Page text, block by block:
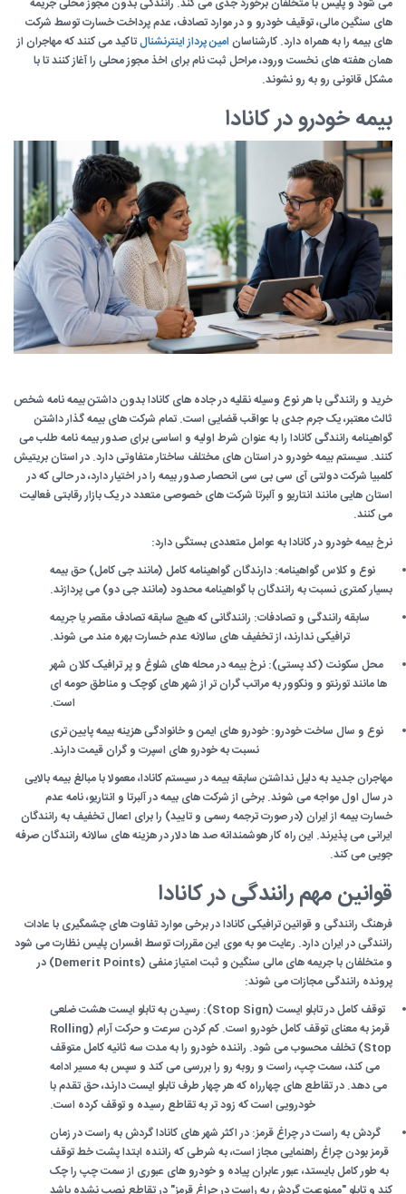
های سنگین مالی، توقیف خودرو و در موارد تصادف، عدم پرداخت خسارت توسط شرکت
های بیمه را به همراه دارد. کارشناسان امین پرداز اینترنشنالتاکید می کنند که مهاجران از
همان هفته های نخست ورود، مراحل ثبت نام برای اخذ مجوز محلی را آغاز کنند تا با
مشکل قانونی رو به رو نشوند.
بیمه خودرو در کانادا
خرید و رانندگی با هر نوع وسیله نقلیه در جاده های کانادا بدون داشتن بیمه نامه شخص
ثالث معتبر، یک جرم جدی با عواقب قضایی است. تمام شرکت های بیمه گذار داشتن
گواهینامه رانندگی کانادا را به عنوان شرط اولیه و اساسی برای صدور بیمه نامه طلب می
کنند. سیستم بیمه خودرو در استان های مختلف ساختار متفاوتی دارد. در استان بریتیش
کلمبیا شرکت دولتی آی سی بی سی انحصار صدور بیمه را در اختیار دارد، در حالی که در
استان هایی مانند انتاریو و آلبرتا شرکت های خصوصی متعدد در یک بازار رقابتی فعالیت
می کنند.
نرخ بیمه خودرو در کانادا به عوامل متعددی بستگی دارد:
نوع و کلاس گواهینامه: دارندگان گواهینامه کامل (مانند جی کامل) حق بیمه
بسیار کمتری نسبت به رانندگان با گواهینامه محدود (مانند جی دو) می پردازند.
سابقه رانندگی و تصادفات: رانندگانی که هیچ سابقه تصادف مقصر یا جریمه
ترافیکی ندارند، از تخفیف های سالانه عدم خسارت بهره مند می شوند.
محل سکونت (کد پستی): نرخ بیمه در محله های شلوغ و پر ترافیک کلان شهر
ها مانند تورنتو و ونکوور به مراتب گران تر از شهر های کوچک و مناطق حومه ای
است.
نوع و سال ساخت خودرو: خودرو های ایمن و خانوادگی هزینه بیمه پایین تری
نسبت به خودرو های اسپرت و گران قیمت دارند.
مهاجران جدید به دلیل نداشتن سابقه بیمه در سیستم کانادا، معمولا با مبالغ بیمه بالایی
در سال اول مواجه می شوند. برخی از شرکت های بیمه در آلبرتا و انتاریو، نامه عدم
خسارت بیمه از ایران (در صورت ترجمه رسمی و تایید) را برای اعمال تخفیف به رانندگان
ایرانی می پذیرند. این راه کار هوشمندانه صد ها دلار در هزینه های سالانه رانندگان صرفه
جویی می کند.
قوانین مهم رانندگی در کانادا
فرهنگ رانندگی و قوانین ترافیکی کانادا در برخی موارد تفاوت های چشمگیری با عادات
رانندگی در ایران دارد. رعایت مو به موی این مقررات توسط افسران پلیس نظارت می شود
و متخلفان با جریمه های مالی سنگین و ثبت امتیاز منفی (Demerit Points) در
پرونده رانندگی مجازات می شوند:
توقف کامل در تابلو ایست (Stop Sign): رسیدن به تابلو ایست هشت ضلعی
قرمز به معنای توقف کامل خودرو است. کم کردن سرعت و حرکت آرام (Rolling
Stop) تخلف محسوب می شود. راننده خودرو را به مدت سه ثانیه کامل متوقف
می کند، سمت چپ، راست و روبه رو را بررسی می کند و سپس به مسیر ادامه
می دهد. در تقاطع های چهارراه که هر چهار طرف تابلو ایست دارند، حق تقدم با
خودرویی است که زود تر به تقاطع رسیده و توقف کرده است.
گردش به راست در چراغ قرمز: در اکثر شهر های کانادا گردش به راست در زمان
قرمز بودن چراغ راهنمایی مجاز است، به شرطی که راننده ابتدا پشت خط توقف
به طور کامل بایستد، عبور عابران پیاده و خودرو های عبوری از سمت چپ را چک